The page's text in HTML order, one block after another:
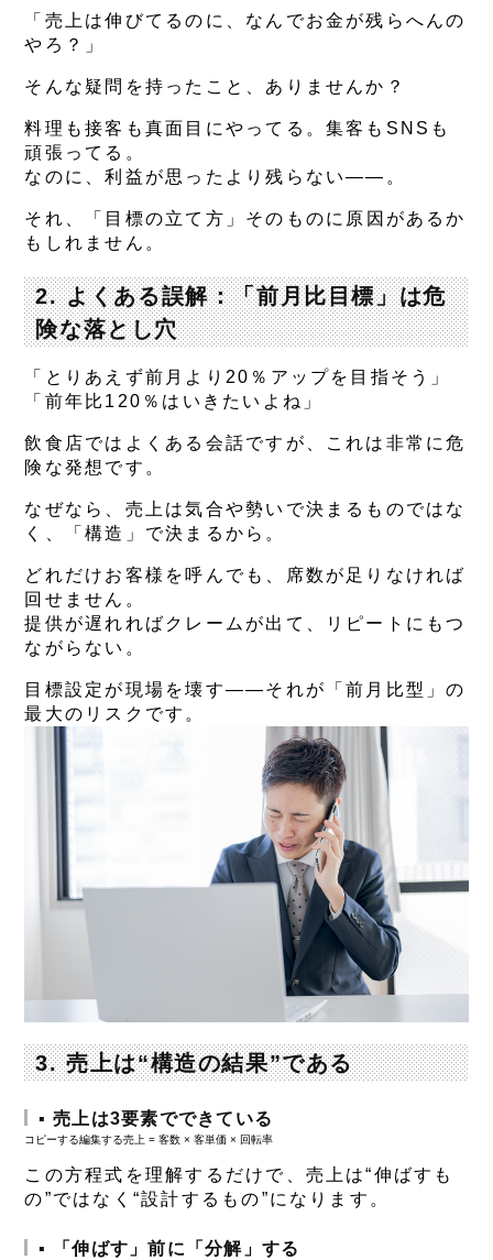
「売上は伸びてるのに、なんでお金が残らへんの
やろ？」
そんな疑問を持ったこと、ありませんか？
料理も接客も真面目にやってる。集客もSNSも
頑張ってる。
なのに、利益が思ったより残らない――。
それ、
「目標の立て方」そのものに原因があるか
もしれません。
2. よくある誤解：「前月比目標」は危
険な落とし穴
「とりあえず前月より20％アップを目指そう」
「前年比120％はいきたいよね」
飲食店ではよくある会話ですが、これは非常に危
険な発想です。
なぜなら、 売上は気合や勢いで決まるものではな
く、「構造」で決まるから 。
どれだけお客様を呼んでも、席数が足りなければ
回せません。
提供が遅れればクレームが出て、リピートにもつ
ながらない。
目標設定が現場を壊す――それが「前月比型」の
最大のリスクです。
3. 売上は“構造の結果”である
▪ 売上は3要素でできている
コピーする編集する
この方程式を理解するだけで、売上は“伸ばすも
の”ではなく“設計するもの”になります。
▪ 「伸ばす」前に「分解」する